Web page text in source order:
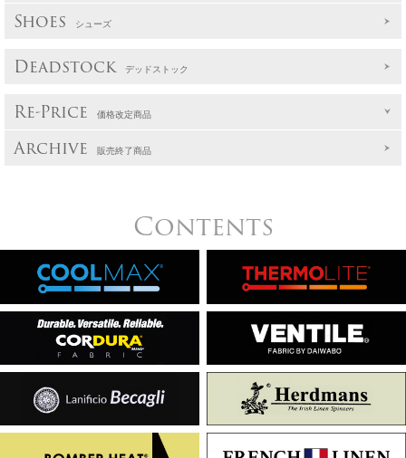
Shoes シューズ
Deadstock デッドストック
Re-Price 価格改定商品
Archive 販売終了商品
Contents